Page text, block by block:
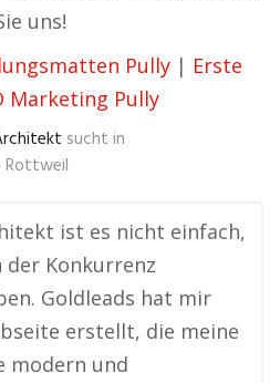
uns!
Pully | Erste
Marketing Pully
sucht in
Rottweil
ist es nicht einfach,
der Konkurrenz
Goldleads hat mir
erstellt, die meine
modern und